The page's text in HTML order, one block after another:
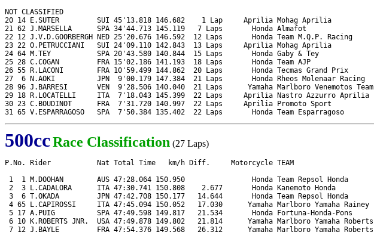
NOT CLASSIFIED
20 14 E.SUTER         SUI 45'13.818 146.682    1 Lap     Aprilia Mohag Aprilia
21 62 J.MARSELLA      SPA 34'44.713 145.119   7 Laps       Honda Almafot
22 12 J.V.D.GOORBERGH NED 25'20.676 146.592  12 Laps       Honda Team M.Q.P. Racing
23 22 O.PETRUCCIANI   SUI 24'09.110 142.843  13 Laps     Aprilia Mohag Aprilia
24 64 M.TEY           SPA 20'43.580 140.844  15 Laps       Honda Gaby & Tey
25 28 C.COGAN         FRA 15'02.186 141.193  18 Laps       Honda Team AJP
26 55 R.LACONI        FRA 10'59.499 144.862  20 Laps       Honda Tecmas Grand Prix
27  6 N.AOKI          JPN  9'00.179 147.384  21 Laps       Honda Rheos Molenaar Racing
28 96 J.BARRESI       VEN  9'28.506 140.040  21 Laps      Yamaha Marlboro Venemotos Team
29 18 R.LOCATELLI     ITA  7'18.043 145.399  22 Laps     Aprilia Nastro Azzurro Aprilia
30 23 C.BOUDINOT      FRA  7'31.720 140.997  22 Laps     Aprilia Promoto Sport
31 65 V.ESPARRAGOSO   SPA  7'50.384 135.402  22 Laps       Honda Team Esparragoso
500ccRace Classification (27 Laps)
P.No. Rider           Nat Total Time   km/h Diff.     Motorcycle TEAM
1  1 M.DOOHAN        AUS 47:28.064 150.950                Honda Team Repsol Honda
2  3 L.CADALORA      ITA 47:30.741 150.808    2.677       Honda Kanemoto Honda
3  6 T.OKADA         JPN 47:42.708 150.177   14.644       Honda Team Repsol Honda
4 65 L.CAPIROSSI     ITA 47:45.094 150.052   17.030      Yamaha Marlboro Yamaha Rainey
5 17 A.PUIG          SPA 47:49.598 149.817   21.534       Honda Fortuna-Honda-Pons
6 10 K.ROBERTS JNR.  USA 47:49.878 149.802   21.814      Yamaha Marlboro Yamaha Roberts
7 12 J.BAYLE         FRA 47:54.376 149.568   26.312      Yamaha Marlboro Yamaha Roberts